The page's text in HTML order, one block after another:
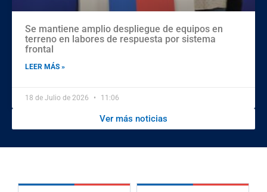
Se mantiene amplio despliegue de equipos en
terreno en labores de respuesta por sistema
frontal
LEER MÁS »
18 de Julio de 2026 11:06
Ver más noticias